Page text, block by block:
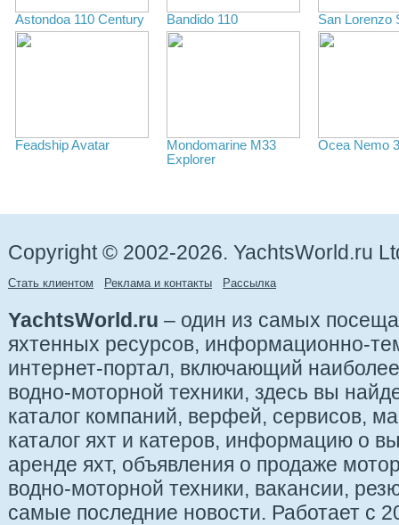
Astondoa 110 Century Bandido 110 San Lorenzo
Feadship Avatar
Mondomarine M33
Explorer
Ocea Nemo
Copyright © 2002-2026. YachtsWorld.ru
Стать клиентом Реклама и контакты Рассылка
YachtsWorld.ru – один из самых
яхтенных ресурсов, информационно-
интернет-портал, включающий
водно-моторной техники, здесь вы
каталог компаний, верфей, сервисов,
каталог яхт и катеров, информацию о
аренде яхт, объявления о продаже
водно-моторной техники, вакансии,
самые последние новости. Работает с